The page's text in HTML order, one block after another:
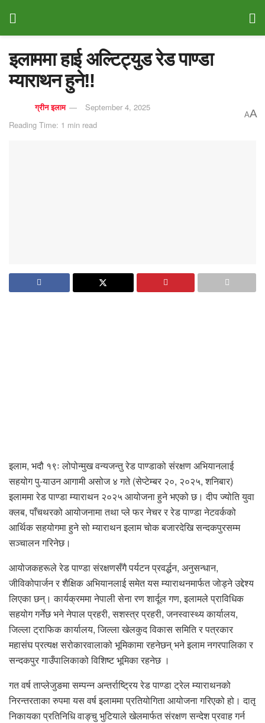
इलाममा हाई अल्टिट्युड रेड पाण्डा
म्याराथन हुने‼️
ग्रीन इलाम
September 4, 2025
Reading Time: 1 min read
AA
इलाम, भदौ १९ः लोपोन्मुख वन्यजन्तु रेड पाण्डाको संरक्षण अभियानलाई
सहयोग पु-याउन आगामी असोज ४ गते (सेप्टेम्बर २०, २०२५, शनिबार)
इलाममा रेड पाण्डा म्याराथन २०२५ आयोजना हुने भएको छ। दीप ज्योति युवा
क्लब, पाँचथरको आयोजनामा तथा प्ले फर नेचर र रेड पाण्डा नेटवर्कको
आर्थिक सहयोगमा हुने सो म्याराथन इलाम चोक बजारदेखि सन्दकपुरसम्म
सञ्चालन गरिनेछ।
आयोजकहरूले रेड पाण्डा संरक्षणसँगै पर्यटन प्रवर्द्धन, अनुसन्धान,
जीविकोपार्जन र शैक्षिक अभियानलाई समेत यस म्याराथनमार्फत जोड्ने उद्देश्य
लिएका छन्। कार्यक्रममा नेपाली सेना रण शार्दूल गण, इलामले प्राविधिक
सहयोग गर्नेछ भने नेपाल प्रहरी, सशस्त्र प्रहरी, जनस्वास्थ्य कार्यालय,
जिल्ला ट्राफिक कार्यालय, जिल्ला खेलकुद विकास समिति र पत्रकार
महासंघ प्रत्यक्ष सरोकारवालाको भूमिकामा रहनेछन् भने इलाम नगरपालिका र
सन्दकपुर गाउँपालिकाको विशिष्ट भूमिका रहनेछ ।
गत वर्ष ताप्लेजुङमा सम्पन्न अन्तर्राष्ट्रिय रेड पाण्डा ट्रेल म्याराथनको
निरन्तरताका रुपमा यस वर्ष इलाममा प्रतियोगिता आयोजना गरिएको हो। दातृ
निकायका प्रतिनिधि वाङ्चु भुटियाले खेलमार्फत संरक्षण सन्देश प्रवाह गर्न